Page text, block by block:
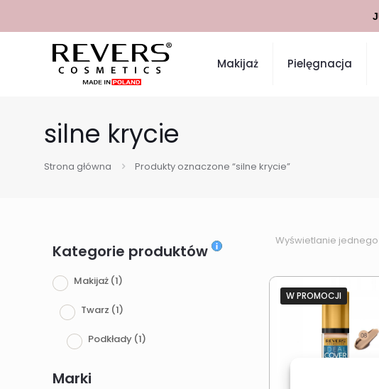
Makijaż Pielęgnacja
silne krycie
Strona główna Produkty oznaczone “silne krycie”
Kategorie produktów
Makijaż (1)
Twarz (1)
Podkłady (1)
Marki
Wyświetlanie
W PROMOCJI